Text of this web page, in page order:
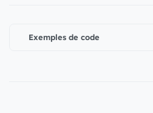
Exemples de code